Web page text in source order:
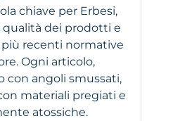
chiave per Erbesi,
qualità dei prodotti e
recenti normative
Ogni articolo,
con angoli smussati,
materiali pregiati e
atossiche.